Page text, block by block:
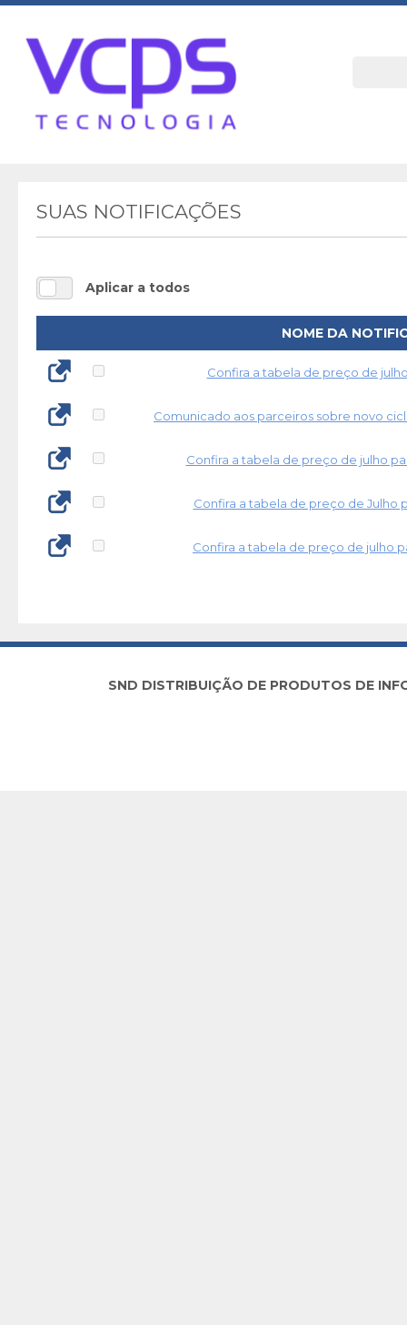
SUAS NOTIFICAÇÕES
Aplicar a todos
NOME DA
Confira a tabela de preço de
Comunicado aos parceiros sobre novo
Confira a tabela de preço de julho
Confira a tabela de preço de Julho
Confira a tabela de preço de julho
SND DISTRIBUIÇÃO DE PRODUTOS DE